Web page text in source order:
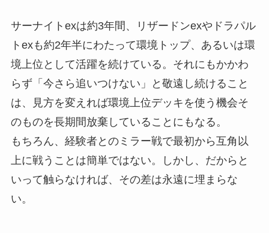
サーナイトexは約3年間、リザードンexやドラパル
トexも約2年半にわたって環境トップ、あるいは環
境上位として活躍を続けている。それにもかかわ
らず「今さら追いつけない」と敬遠し続けること
は、見方を変えれば環境上位デッキを使う機会そ
のものを長期間放棄していることにもなる。
もちろん、経験者とのミラー戦で最初から互角以
上に戦うことは簡単ではない。しかし、だからと
いって触らなければ、その差は永遠に埋まらな
い。